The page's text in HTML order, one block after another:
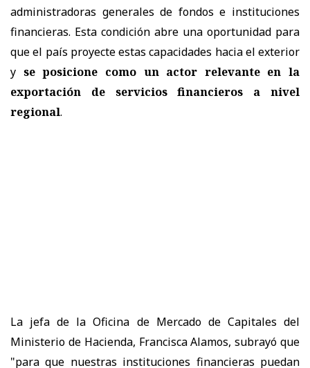
administradoras generales de fondos e instituciones
financieras. Esta condición abre una oportunidad para
que el país proyecte estas capacidades hacia el exterior
y se posicione como un actor relevante en la
exportación de servicios financieros a nivel
regional.
La jefa de la Oficina de Mercado de Capitales del
Ministerio de Hacienda, Francisca Alamos, subrayó que
"para que nuestras instituciones financieras puedan